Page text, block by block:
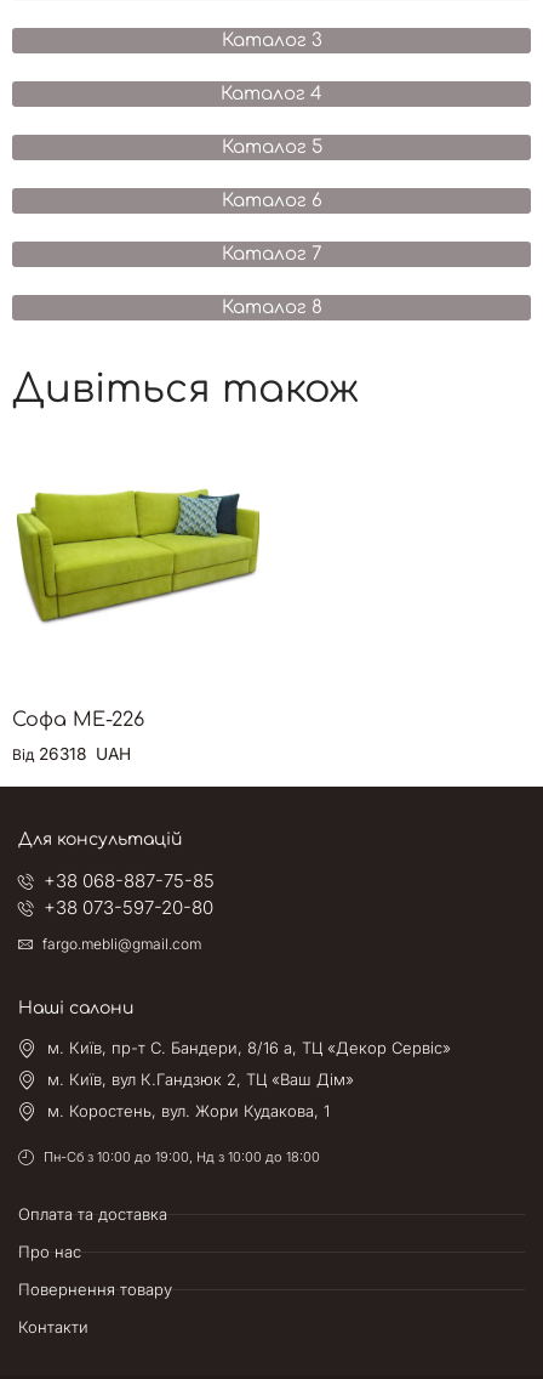
Каталог 3
Каталог 4
Каталог 5
Каталог 6
Каталог 7
Каталог 8
Дивіться також
Софа ME-226
Від 26318 UAH
Для консультацій
+38 068-887-75-85
+38 073-597-20-80
fargo.mebli@gmail.com
Наші салони
м. Київ, пр-т С. Бандери, 8/16 а, ТЦ «Декор Сервіс»
м. Київ, вул К.Гандзюк 2, ТЦ «Ваш Дім»
м. Коростень, вул. Жори Кудакова, 1
Пн-Сб з 10:00 до 19:00, Нд з 10:00 до 18:00
Оплата та доставка
Про нас
Повернення товару
Контакти